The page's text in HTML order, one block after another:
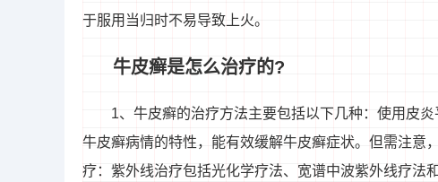
于服用当归时不易导致上火。
牛皮癣是怎么治疗的?
1、牛皮癣的治疗方法主要包括以下几种：使用皮
牛皮癣病情的特性，能有效缓解牛皮癣症状。但需注意
疗：紫外线治疗包括光化学疗法、宽谱中波紫外线疗法